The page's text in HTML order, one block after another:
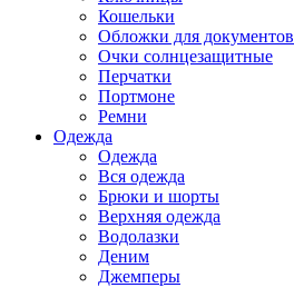
Кошельки
Обложки для документов
Очки солнцезащитные
Перчатки
Портмоне
Ремни
Одежда
Одежда
Вся одежда
Брюки и шорты
Верхняя одежда
Водолазки
Деним
Джемперы